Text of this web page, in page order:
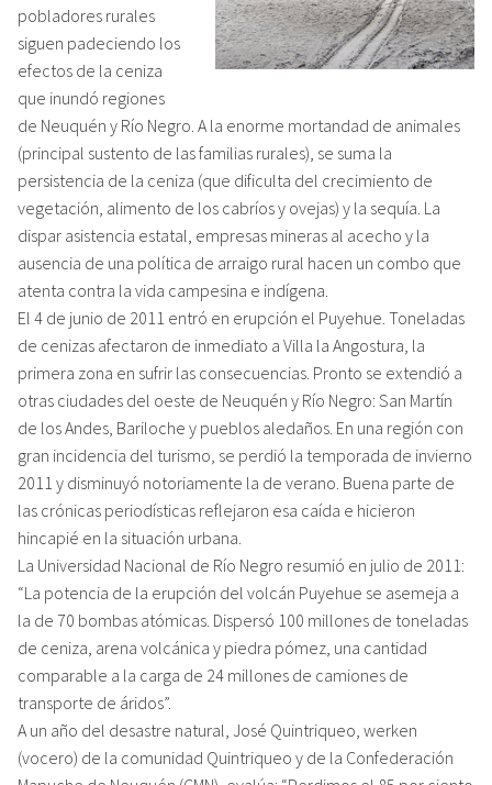
pobladores rurales
siguen padeciendo los
efectos de la ceniza
que inundó regiones
de Neuquén y Río Negro. A la enorme mortandad de animales
(principal sustento de las familias rurales), se suma la
persistencia de la ceniza (que dificulta del crecimiento de
vegetación, alimento de los cabríos y ovejas) y la sequía. La
dispar asistencia estatal, empresas mineras al acecho y la
ausencia de una política de arraigo rural hacen un combo que
atenta contra la vida campesina e indígena.
El 4 de junio de 2011 entró en erupción el Puyehue. Toneladas
de cenizas afectaron de inmediato a Villa la Angostura, la
primera zona en sufrir las consecuencias. Pronto se extendió a
otras ciudades del oeste de Neuquén y Río Negro: San Martín
de los Andes, Bariloche y pueblos aledaños. En una región con
gran incidencia del turismo, se perdió la temporada de invierno
2011 y disminuyó notoriamente la de verano. Buena parte de
las crónicas periodísticas reflejaron esa caída e hicieron
hincapié en la situación urbana.
La Universidad Nacional de Río Negro resumió en julio de 2011:
“La potencia de la erupción del volcán Puyehue se asemeja a
la de 70 bombas atómicas. Dispersó 100 millones de toneladas
de ceniza, arena volcánica y piedra pómez, una cantidad
comparable a la carga de 24 millones de camiones de
transporte de áridos”.
A un año del desastre natural, José Quintriqueo, werken
(vocero) de la comunidad Quintriqueo y de la Confederación